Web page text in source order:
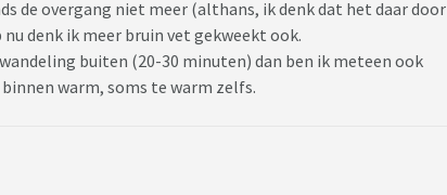
de overgang niet meer (althans, ik denk dat het daar door
denk ik meer bruin vet gekweekt ook.
buiten (20-30 minuten) dan ben ik meteen ook
warm, soms te warm zelfs.